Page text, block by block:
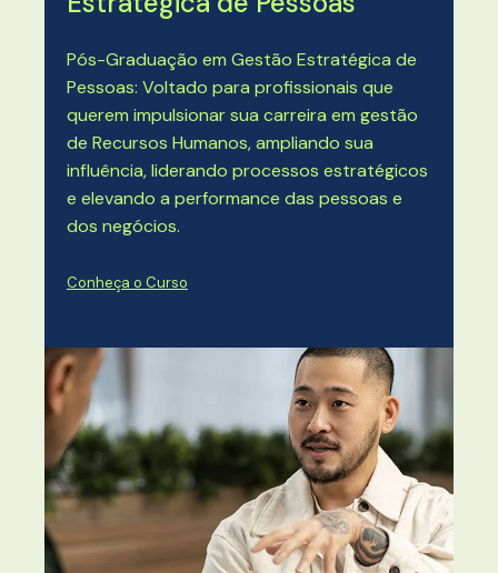
Pós-Graduação em Gestão Estratégica de
Pessoas: Voltado para profissionais que
querem impulsionar sua carreira em gestão
de Recursos Humanos, ampliando sua
influência, liderando processos estratégicos
e elevando a performance das pessoas e
dos negócios.
Conheça o Curso